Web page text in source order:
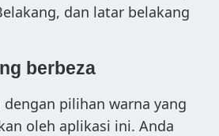
dan latar belakang
berbeza
pilihan warna yang
oleh aplikasi ini. Anda